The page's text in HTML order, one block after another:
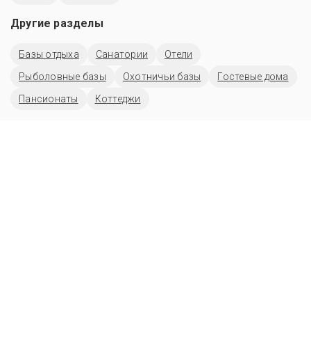
Другие разделы
Базы отдыха Санатории
Отели
Рыболовные базы
Охотничьи базы
Гостевые дома
Пансионаты
Коттеджи